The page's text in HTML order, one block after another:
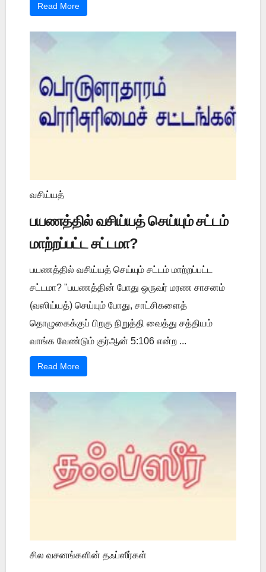
Read More
வசிய்யத்
பயணத்தில் வசிய்யத் செய்யும் சட்டம்
மாற்றப்பட்ட சட்டமா?
பயணத்தில் வசிய்யத் செய்யும் சட்டம் மாற்றப்பட்ட
சட்டமா? "பயணத்தின் போது ஒருவர் மரண சாசனம்
(வஸிய்யத்) செய்யும் போது, சாட்சிகளைத்
தொழுகைக்குப் பிறகு நிறுத்தி வைத்து சத்தியம்
வாங்க வேண்டும் குர்ஆன் 5:106 என்ற ...
Read More
சில வசனங்களின் தஃப்ஸீர்கள்